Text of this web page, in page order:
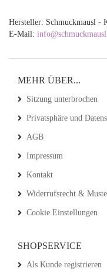
Hersteller: Schmuckmausl -
E-Mail:
MEHR ÜBER...
Sitzung unterbrochen
Privatsphäre und
AGB
Impressum
Kontakt
Widerrufsrecht &
Cookie Einstellungen
SHOPSERVICE
Als Kunde registrieren